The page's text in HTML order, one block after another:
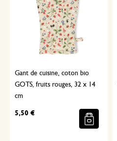
Gant de cuisine, coton bio
GOTS, fruits rouges, 32 x 14
cm
5,50 €